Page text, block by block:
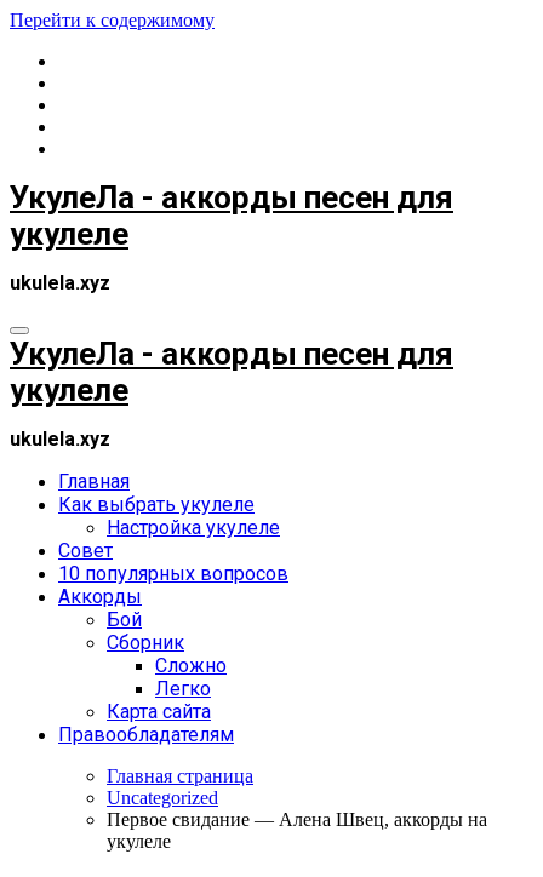
Перейти к содержимому
УкулеЛа - аккорды песен для
укулеле
ukulela.xyz
УкулеЛа - аккорды песен для
укулеле
ukulela.xyz
Главная
Как выбрать укулеле
Настройка укулеле
Совет
10 популярных вопросов
Аккорды
Бой
Сборник
Сложно
Легко
Карта сайта
Правообладателям
Главная страница
Uncategorized
Первое свидание — Алена Швец, аккорды на
укулеле